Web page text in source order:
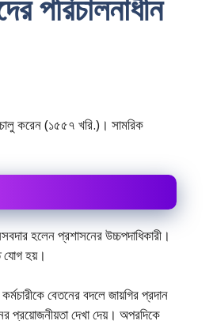
করেন (১৫৫৭ খরি.)। সামরিক
হলেন প্রশাসনের উচ্চপদাধিকারী।
যােগ হয়।
বেতনের বদলে জায়গির প্রদান
প্রয়ােজনীয়তা দেখা দেয়। অপরদিকে